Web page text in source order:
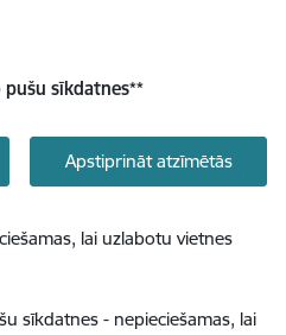
sīkdatnes**
Apstiprināt atzīmētās
lai uzlabotu vietnes
sīkdatnes - nepieciešamas, lai